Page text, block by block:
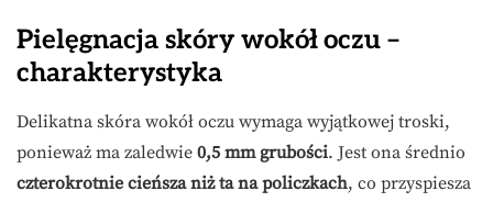
Pielęgnacja skóry wokół oczu –
charakterystyka
Delikatna skóra wokół oczu wymaga wyjątkowej troski,
ponieważ ma zaledwie 0,5 mm grubości. Jest ona średnio
czterokrotnie cieńsza niż ta na policzkach, co przyspiesza